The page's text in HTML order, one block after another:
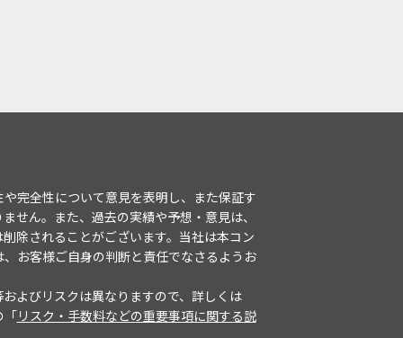
完全性について意見を表明し、また保証す
せん。また、過去の実績や予想・意見は、
除されることがございます。当社は本コン
お客様ご自身の判断と責任でなさるようお
よびリスクは異なりますので、詳しくは
「リスク・手数料などの重要事項に関する説